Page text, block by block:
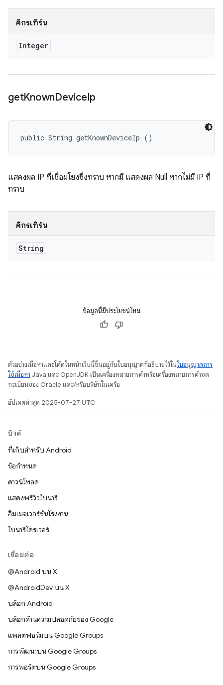
คิกรีเทิร์น
Integer
getKnownDeviceIp
public String getKnownDeviceIp ()
แสดงผล IP ที่เชื่อมโยงซึ่งทราบ หากมี แสดงผล Null หากไม่มี IP ที่
ทราบ
คิกรีเทิร์น
String
ข้อมูลนี้มีประโยชน์ไหม
ตัวอย่างเนื้อหาและโค้ดในหน้าเว็บนี้ขึ้นอยู่กับใบอนุญาตที่อธิบายไว้ในใบอนุญาตการ
ใช้เนื้อหา Java และ OpenJDK เป็นเครื่องหมายการค้าหรือเครื่องหมายการค้าจด
ทะเบียนของ Oracle และ/หรือบริษัทในเครือ
อัปเดตล่าสุด 2025-07-27 UTC
บิวด์
ที่เก็บสำหรับ Android
ข้อกำหนด
ดาวน์โหลด
แสดงพรีวิวไบนารี
อิมเมจเวอร์ชันโรงงาน
ไบนารีไดรเวอร์
เชื่อมต่อ
@Android บน X
@AndroidDev บน X
บล็อก Android
บล็อกด้านความปลอดภัยของ Google
แพลตฟอร์มบน Google Groups
การพัฒนาบน Google Groups
การพอร์ตบน Google Groups